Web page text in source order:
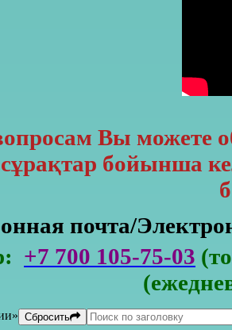
Вы можете
бойынша
почта/
+7 700 105-75-03
Сбросить